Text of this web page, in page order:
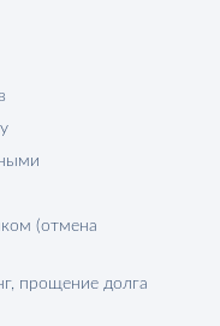
(отмена
прощение долга